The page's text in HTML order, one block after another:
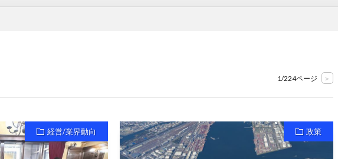
1/224ページ >
経営/業界動向 政策